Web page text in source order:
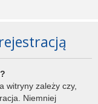
witryny zależy czy,
Niemniej